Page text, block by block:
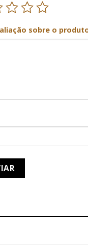
sobre o